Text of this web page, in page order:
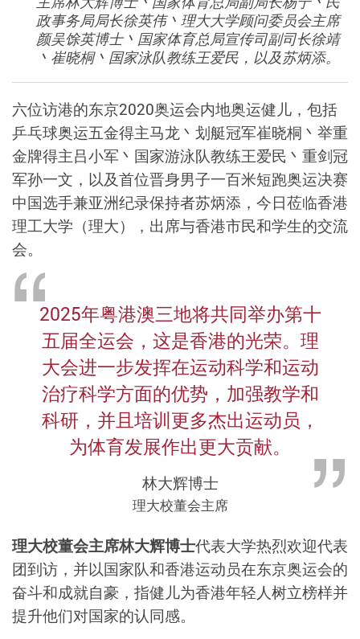
政事务局局长徐英伟丶理大大学顾问委员会主席
颜吴馀英博士丶国家体育总局宣传司副司长徐靖
丶崔晓桐丶国家泳队教练王爱民，以及苏炳添。
六位访港的东京2020奥运会内地奥运健儿，包括
乒乓球奥运五金得主马龙丶划艇冠军崔晓桐丶举重
金牌得主吕小军丶国家游泳队教练王爱民丶重剑冠
军孙一文，以及首位晋身男子一百米短跑奥运决赛
中国选手兼亚洲纪录保持者苏炳添，今日莅临香港
理工大学（理大），出席与香港市民和学生的交流
会。
2025年粤港澳三地将共同举办第十
五届全运会，这是香港的光荣。理
大会进一步发挥在运动科学和运动
治疗科学方面的优势，加强教学和
科研，并且培训更多杰出运动员，
为体育发展作出更大贡献。
林大辉博士
理大校董会主席
理大校董会主席林大辉博士代表大学热烈欢迎代表
团到访，并以国家队和香港运动员在东京奥运会的
奋斗和成就自豪，指健儿为香港年轻人树立榜样并
提升他们对国家的认同感。